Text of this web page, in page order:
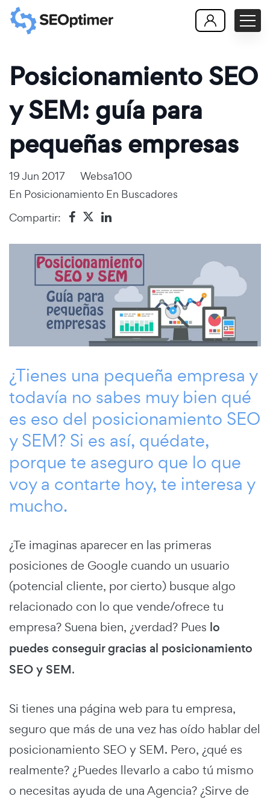
Posicionamiento SEO
y SEM: guía para
pequeñas empresas
19 Jun 2017
Websa100
En Posicionamiento En Buscadores
Compartir:
¿Tienes una pequeña empresa y
todavía no sabes muy bien qué
es eso del posicionamiento SEO
y SEM? Si es así, quédate,
porque te aseguro que lo que
voy a contarte hoy, te interesa y
mucho.
¿Te imaginas aparecer en las primeras
posiciones de Google cuando un usuario
(potencial cliente, por cierto) busque algo
relacionado con lo que vende/ofrece tu
empresa? Suena bien, ¿verdad? Pues lo
puedes conseguir gracias al posicionamiento
SEO y SEM.
Si tienes una página web para tu empresa,
seguro que más de una vez has oído hablar del
posicionamiento SEO y SEM. Pero, ¿qué es
realmente? ¿Puedes llevarlo a cabo tú mismo
o necesitas ayuda de una Agencia? ¿Sirve de